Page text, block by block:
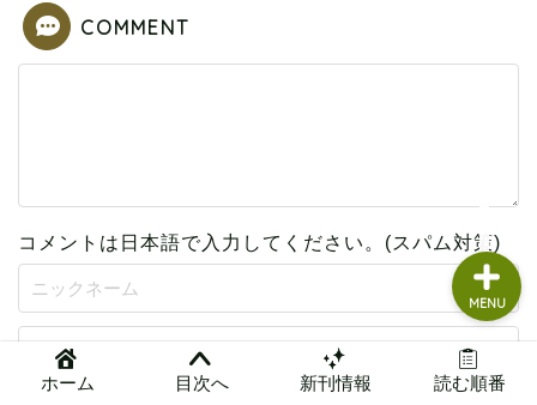
COMMENT
コメントは日本語で入力してください。(スパム対策)
ホーム 目次へ 新刊情報 読む順番
MENU